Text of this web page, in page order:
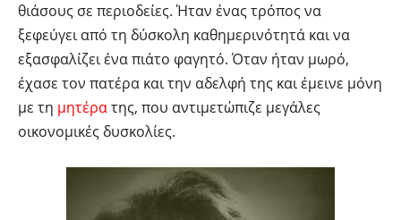
θιάσους σε περιοδείες. Ήταν ένας τρόπος να
ξεφεύγει από τη δύσκολη καθημερινότητά και να
εξασφαλίζει ένα πιάτο φαγητό. Όταν ήταν μωρό,
έχασε τον πατέρα και την αδελφή της και έμεινε μόνη
με τη μητέρατης, που αντιμετώπιζε μεγάλες
οικονομικές δυσκολίες.